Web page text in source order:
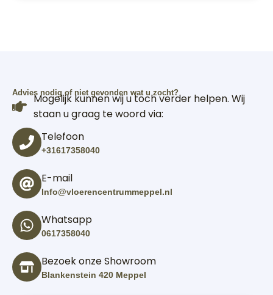
Advies nodig of niet gevonden wat u zocht?
Mogelijk kunnen wij u toch verder helpen. Wij
staan u graag te woord via:
Telefoon
+31617358040
E-mail
Info@vloerencentrummeppel.nl
Whatsapp
0617358040
Bezoek onze Showroom
Blankenstein 420 Meppel